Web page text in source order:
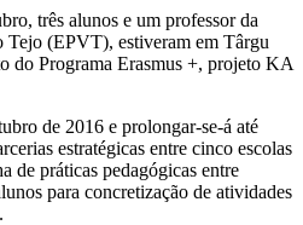
três alunos e um professor da
Tejo (EPVT), estiveram em Târgu
do Programa Erasmus +, projeto KA
de 2016 e prolongar-se-á até
estratégicas entre cinco escolas
de práticas pedagógicas entre
para concretização de atividades